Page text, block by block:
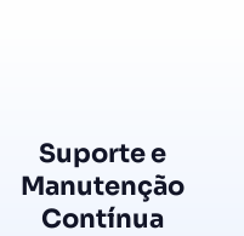
Suporte e
Manutenção
Contínua